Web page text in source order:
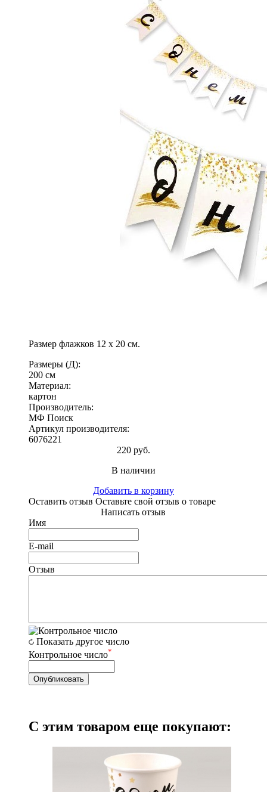
Размер флажков 12 х 20 см.
Размеры (Д):
200 см
Материал:
картон
Производитель:
МФ Поиск
Артикул производителя:
6076221
220 руб.
В наличии
Добавить в корзину
Оставить отзыв Оставьте свой отзыв о товаре
Написать отзыв
Имя
E-mail
Отзыв
Показать другое число
Контрольное число*
С этим товаром еще покупают: